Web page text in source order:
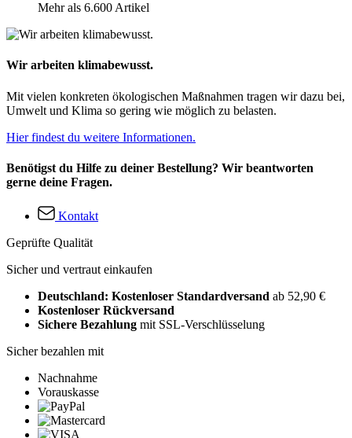
Mehr als 6.600 Artikel
Wir arbeiten klimabewusst.
Mit vielen konkreten ökologischen Maßnahmen tragen wir dazu bei,
Umwelt und Klima so gering wie möglich zu belasten.
Hier findest du weitere Informationen.
Benötigst du Hilfe zu deiner Bestellung? Wir beantworten
gerne deine Fragen.
Kontakt
Geprüfte Qualität
Sicher und vertraut einkaufen
Deutschland: Kostenloser Standardversand ab 52,90 €
Kostenloser Rückversand
Sichere Bezahlung mit SSL-Verschlüsselung
Sicher bezahlen mit
Nachnahme
Vorauskasse